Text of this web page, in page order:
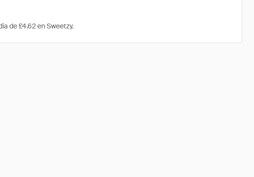
de £4.62 en Sweetzy.